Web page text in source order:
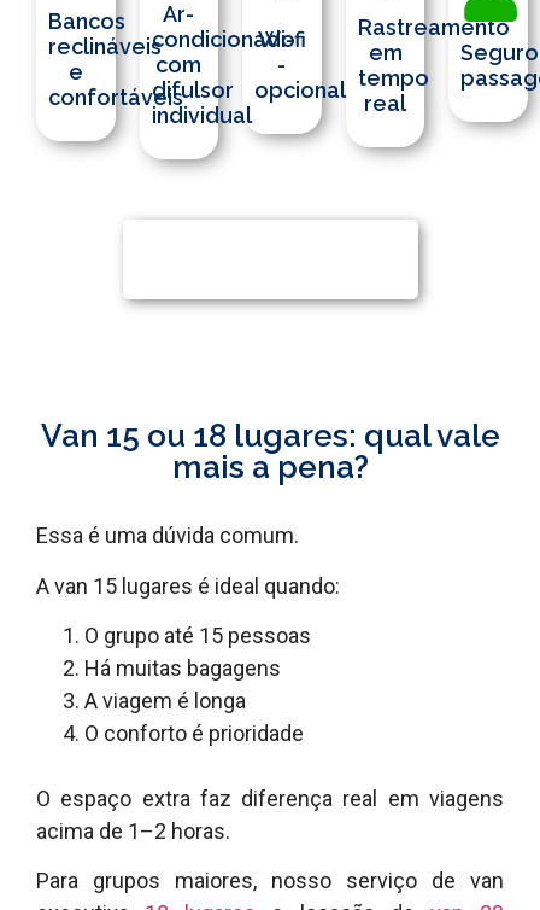
Bancos
reclináveis
e
confortáveis
Ar-
condicionado
com
difulsor
individual
Wi-fi
-
opcional
Rastreamento
em
tempo
real
Seguro
Van 15 ou 18 lugares: qual vale
mais a pena?
Essa é uma dúvida comum.
A van 15 lugares é ideal quando:
O grupo até 15 pessoas
Há muitas bagagens
A viagem é longa
O conforto é prioridade
O espaço extra faz diferença real em viagens
acima de 1–2 horas.
Para grupos maiores, nosso serviço de van